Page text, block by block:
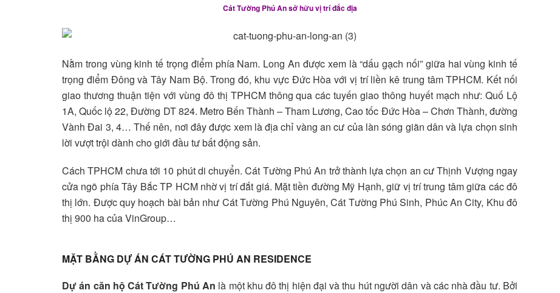
Cát Tường Phú An sở hữu vị trí đắc địa
Nằm trong vùng kinh tế trọng điểm phía Nam. Long An được xem là “dấu gạch nối” giữa hai vùng kinh tế
trọng điểm Đông và Tây Nam Bộ. Trong đó, khu vực Đức Hòa với vị trí liền kê trung tâm TPHCM. Kết nối
giao thương thuận tiện với vùng đô thị TPHCM thông qua các tuyến giao thông huyết mạch như: Quố Lộ
1A, Quốc lộ 22, Đường DT 824. Metro Bến Thành – Tham Lương, Cao tốc Đức Hòa – Chơn Thành, đường
Vành Đai 3, 4… Thế nên, nơi đây được xem là địa chỉ vàng an cư của làn sóng giãn dân và lựa chọn sinh
lời vượt trội dành cho giới đầu tư bất động sản.
Cách TPHCM chưa tới 10 phút di chuyển. Cát Tường Phú An trở thành lựa chọn an cư Thịnh Vượng ngay
cửa ngõ phía Tây Bắc TP HCM nhờ vị trí đắt giá. Mặt tiền đường Mỹ Hạnh, giữ vị trí trung tâm giữa các đô
thị lớn. Được quy hoạch bài bản như Cát Tường Phú Nguyên, Cát Tường Phú Sinh, Phúc An City, Khu đô
thị 900 ha của VinGroup…
MẶT BẰNG DỰ ÁN CÁT TƯỜNG PHÚ AN RESIDENCE
Dự án căn hộ Cát Tường Phú An là một khu đô thị hiện đại và thu hút người dân và các nhà đầu tư. Bởi